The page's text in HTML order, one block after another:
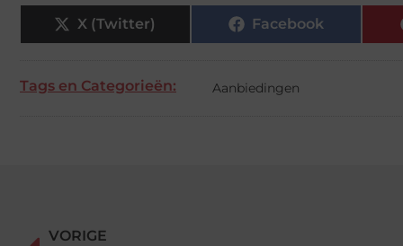
X (Twitter) Facebook
Tags en Categorieën: Aanbiedingen
VORIGE